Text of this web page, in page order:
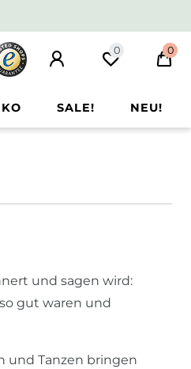
0 0
SALE! NEU!
und sagen wird:
gut waren und
und Tanzen bringen